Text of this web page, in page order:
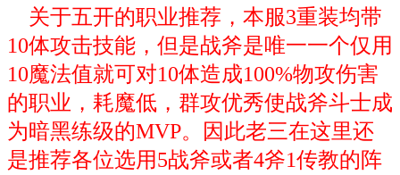
关于五开的职业推荐，本服3重装均带
10体攻击技能，但是战斧是唯一一个仅用
10魔法值就可对10体造成100%物攻伤害
的职业，耗魔低，群攻优秀使战斧斗士成
为暗黑练级的MVP。因此老三在这里还
是推荐各位选用5战斧或者4斧1传教的阵